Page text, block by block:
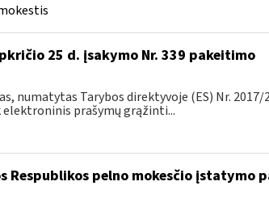
25 d. įsakymo Nr. 339 pakeitimo
numatytas Tarybos direktyvoje (ES) Nr. 2017/
prašymų grąžinti...
Respublikos pelno mokesčio įstatymo